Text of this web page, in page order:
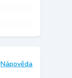
Nápověda